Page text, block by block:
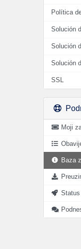
Política
Solución
Solución
Solución
SSL
Moji
Baza